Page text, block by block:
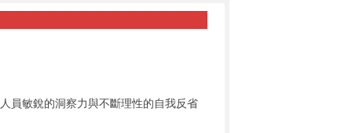
員敏銳的洞察力與不斷理性的自我反省